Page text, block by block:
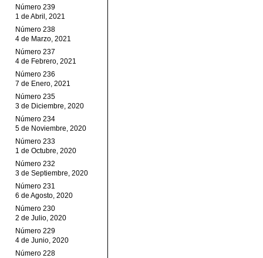
Número 239
1 de Abril, 2021
Número 238
4 de Marzo, 2021
Número 237
4 de Febrero, 2021
Número 236
7 de Enero, 2021
Número 235
3 de Diciembre, 2020
Número 234
5 de Noviembre, 2020
Número 233
1 de Octubre, 2020
Número 232
3 de Septiembre, 2020
Número 231
6 de Agosto, 2020
Número 230
2 de Julio, 2020
Número 229
4 de Junio, 2020
Número 228